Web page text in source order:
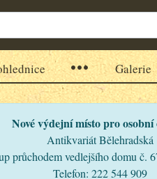
Galerie
Nové výdejní místo pro
Antikvariát Bělehradská
průchodem vedlejšího domu č.
Telefon: 222 544 909